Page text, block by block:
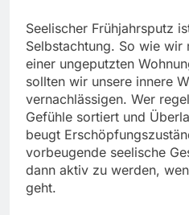
Seelischer Frühjahrsputz
Selbstachtung. So wie wir
einer ungeputzten
sollten wir unsere innere
vernachlässigen. Wer
Gefühle sortiert und
beugt
vorbeugende seelische
dann aktiv zu werden,
geht.